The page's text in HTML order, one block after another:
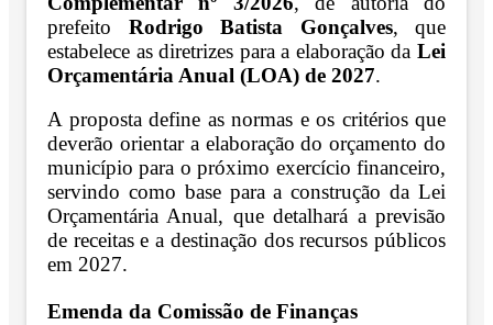
prefeito Rodrigo Batista Gonçalves, que
estabelece as diretrizes para a elaboração da Lei
Orçamentária Anual (LOA) de 2027.
A proposta define as normas e os critérios que
deverão orientar a elaboração do orçamento do
município para o próximo exercício financeiro,
servindo como base para a construção da Lei
Orçamentária Anual, que detalhará a previsão
de receitas e a destinação dos recursos públicos
em 2027.
Emenda da Comissão de Finanças